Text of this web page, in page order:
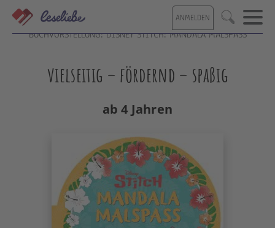
Direkt
zum
Inhalt
ANMELDEN Suche
BUCHVORSTELLUNG: DISNEY STITCH: MANDALA MALSPASS
vielseitig – fördernd – spaßig
ab 4 Jahren